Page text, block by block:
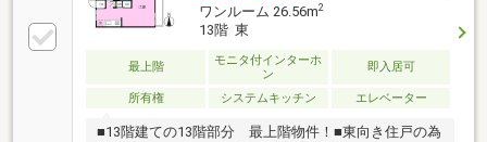
ワンルーム 26.56m2
13階 東
最上階
モニタ付インターホ
ン
即入居可
所有権 システムキッチン エレベーター
■13階建ての13階部分 最上階物件！■東向き住戸の為